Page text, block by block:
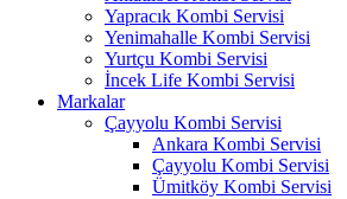
Yapracık Kombi Servisi
Yenimahalle Kombi Servisi
Yurtçu Kombi Servisi
İncek Life Kombi Servisi
Markalar
Çayyolu Kombi Servisi
Ankara Kombi Servisi
Çayyolu Kombi Servisi
Ümitköy Kombi Servisi